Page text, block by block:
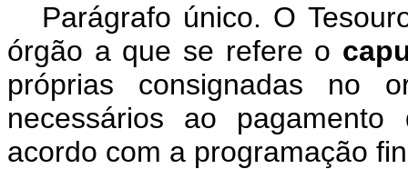
Parágrafo único. O
órgão a que se refere o
próprias consignadas no
necessários ao
acordo com a programação